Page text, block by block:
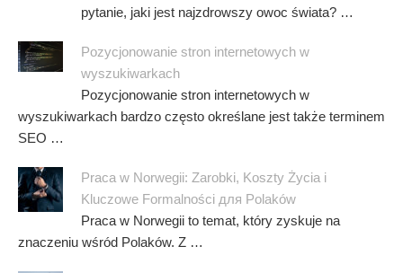
pytanie, jaki jest najzdrowszy owoc świata? …
Pozycjonowanie stron internetowych w
wyszukiwarkach
Pozycjonowanie stron internetowych w
wyszukiwarkach bardzo często określane jest także terminem
SEO …
Praca w Norwegii: Zarobki, Koszty Życia i
Kluczowe Formalności для Polaków
Praca w Norwegii to temat, który zyskuje na
znaczeniu wśród Polaków. Z …